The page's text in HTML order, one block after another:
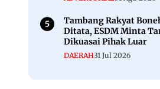
Tambang Rakyat
Ditata, ESDM Minta
Dikuasai Pihak Luar
DAERAH31 Jul 2026